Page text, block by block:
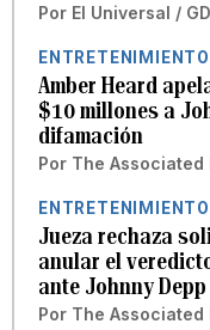
Por El Universal /
ENTRETENIMIENTO
Amber Heard
$10 millones a
difamación
Por The Associated
ENTRETENIMIENTO
Jueza rechaza
anular el
ante Johnny Depp
Por The Associated